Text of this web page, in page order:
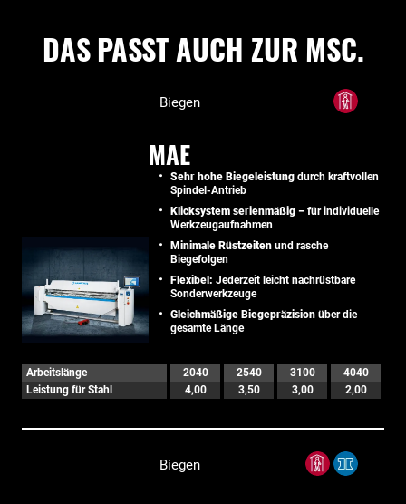
DAS PASST AUCH ZUR MSC.
Biegen
MAE
Sehr hohe Biegeleistung durch kraftvollen
Spindel-Antrieb
Klicksystem serienmäßig – für individuelle
Werkzeugaufnahmen
Minimale Rüstzeiten und rasche
Biegefolgen
Flexibel: Jederzeit leicht nachrüstbare
Sonderwerkzeuge
Gleichmäßige Biegepräzision über die
gesamte Länge
Arbeitslänge 2040 2540 3100
4040
Leistung für Stahl
4,00 3,50 3,00 2,00
Biegen